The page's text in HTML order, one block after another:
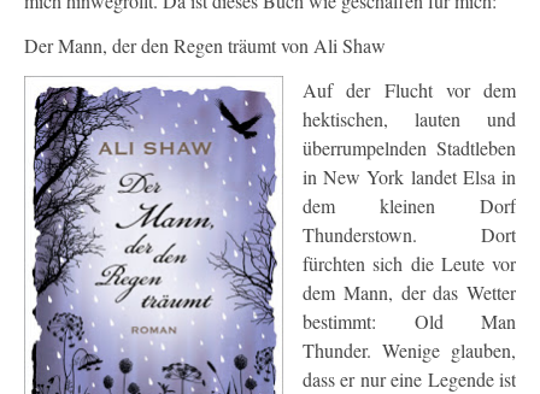
Der Mann, der den Regen träumt von Ali Shaw
Auf der Flucht vor dem
hektischen, lauten und
überrumpelnden Stadtleben
in New York landet Elsa in
dem kleinen Dorf
Thunderstown. Dort
fürchten sich die Leute vor
dem Mann, der das Wetter
bestimmt: Old Man
Thunder. Wenige glauben,
dass er nur eine Legende ist